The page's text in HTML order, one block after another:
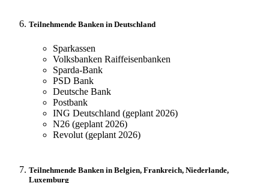
Teilnehmende Banken in Deutschland
Sparkassen
Volksbanken Raiffeisenbanken
Sparda-Bank
PSD Bank
Deutsche Bank
Postbank
ING Deutschland (geplant 2026)
N26 (geplant 2026)
Revolut (geplant 2026)
Teilnehmende Banken in Belgien, Frankreich, Niederlande,
Luxemburg